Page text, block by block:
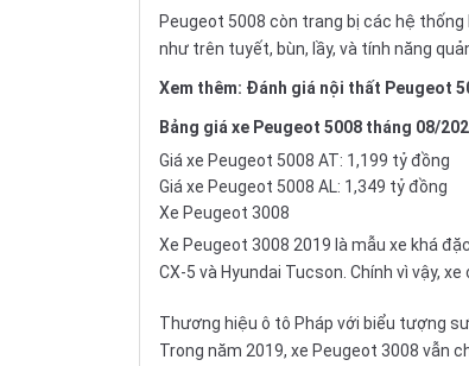
Peugeot 5008 còn trang bị các hệ
như trên tuyết, bùn, lầy, và tính năng
Xem thêm: Đánh giá nội thất Peugeot
Bảng giá xe Peugeot 5008 tháng 08/
Giá xe Peugeot 5008 AT: 1,199 tỷ đồng
Giá xe Peugeot 5008 AL: 1,349 tỷ đồng
Xe Peugeot 3008
Xe Peugeot 3008 2019 là mẫu xe khá
CX-5 và Hyundai Tucson . Chính vì vậy,
Thương hiệu ô tô Pháp với biểu tượng
Trong năm 2019, xe Peugeot 3008 vẫn